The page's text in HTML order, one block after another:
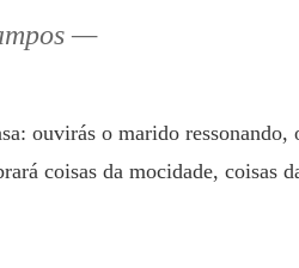
coisas da mocidade, coisas